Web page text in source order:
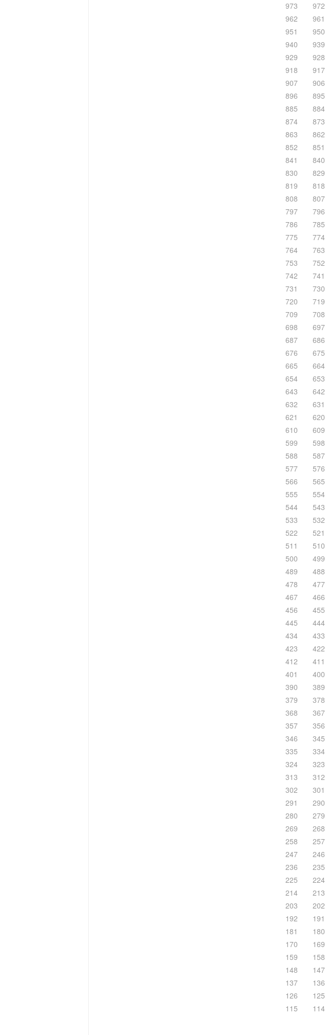
973
972
962
961
951
950
940
939
929
928
918
917
907
906
896
895
885
884
874
873
863
862
852
851
841
840
830
829
819
818
808
807
797
796
786
785
775
774
764
763
753
752
742
741
731
730
720
719
709
708
698
697
687
686
676
675
665
664
654
653
643
642
632
631
621
620
610
609
599
598
588
587
577
576
566
565
555
554
544
543
533
532
522
521
511
510
500
499
489
488
478
477
467
466
456
455
445
444
434
433
423
422
412
411
401
400
390
389
379
378
368
367
357
356
346
345
335
334
324
323
313
312
302
301
291
290
280
279
269
268
258
257
247
246
236
235
225
224
214
213
203
202
192
191
181
180
170
169
159
158
148
147
137
136
126
125
115
114